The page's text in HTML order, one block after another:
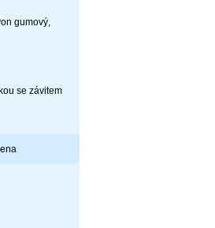
gumový,
se závitem